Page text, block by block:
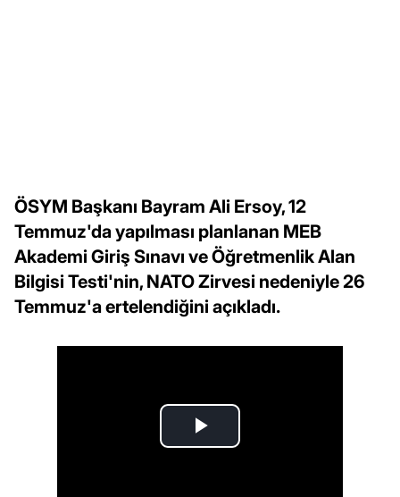
ÖSYM Başkanı Bayram Ali Ersoy, 12
Temmuz'da yapılması planlanan MEB
Akademi Giriş Sınavı ve Öğretmenlik Alan
Bilgisi Testi'nin, NATO Zirvesi nedeniyle 26
Temmuz'a ertelendiğini açıkladı.